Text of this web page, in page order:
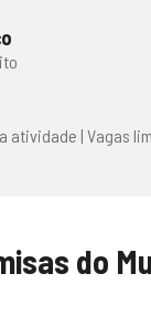
atividade | Vagas
do